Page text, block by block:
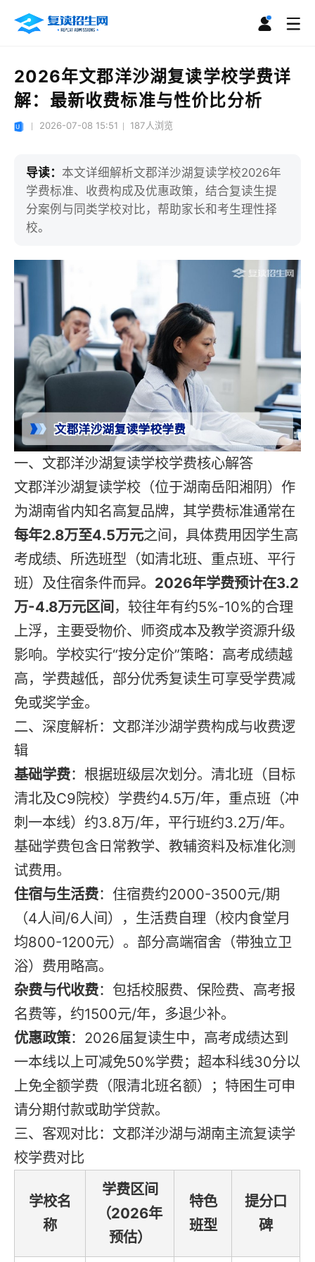
2026年文郡洋沙湖复读学校学费详
解：最新收费标准与性价比分析
2026-07-08 15:51 187人浏览
导读： 本文详细解析文郡洋沙湖复读学校2026年
学费标准、收费构成及优惠政策，结合复读生提
分案例与同类学校对比，帮助家长和考生理性择
校。
一、文郡洋沙湖复读学校学费核心解答
文郡洋沙湖复读学校（位于湖南岳阳湘阴）作
为湖南省内知名高复品牌，其学费标准通常在
每年2.8万至4.5万元之间，具体费用因学生高
考成绩、所选班型（如清北班、重点班、平行
班）及住宿条件而异。 2026年学费预计在3.2
万-4.8万元区间 ，较往年有约5%-10%的合理
上浮，主要受物价、师资成本及教学资源升级
影响。学校实行“按分定价”策略：高考成绩越
高，学费越低，部分优秀复读生可享受学费减
免或奖学金。
二、深度解析：文郡洋沙湖学费构成与收费逻
辑
基础学费：根据班级层次划分。清北班（目标
清北及C9院校）学费约4.5万/年，重点班（冲
刺一本线）约3.8万/年，平行班约3.2万/年。
基础学费包含日常教学、教辅资料及标准化测
试费用。
住宿与生活费：住宿费约2000-3500元/期
（4人间/6人间），生活费自理（校内食堂月
均800-1200元）。部分高端宿舍（带独立卫
浴）费用略高。
杂费与代收费：包括校服费、保险费、高考报
名费等，约1500元/年，多退少补。
优惠政策：2026届复读生中，高考成绩达到
一本线以上可减免50%学费；超本科线30分以
上免全额学费（限清北班名额）；特困生可申
请分期付款或助学贷款。
三、客观对比：文郡洋沙湖与湖南主流复读学
校学费对比
学校名
称
学费区间
（2026年
预估）
特色
班型
提分口
碑